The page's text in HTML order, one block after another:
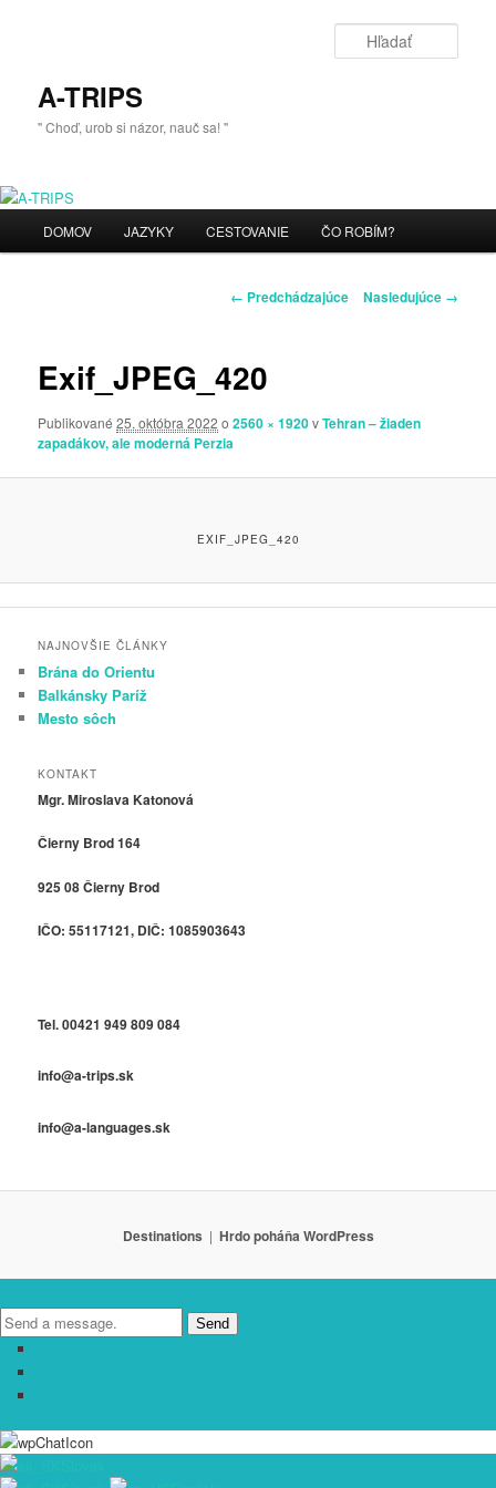
A-TRIPS
" Choď, urob si názor, nauč sa! "
DOMOV JAZYKY CESTOVANIE ČO ROBÍM?
Navigácia
← Predchádzajúce Nasledujúce →
Exif_JPEG_420
Publikované25. októbra 2022 o2560 × 1920vTehran – žiaden
zapadákov, ale moderná Perzia
EXIF_JPEG_420
NAJNOVŠIE ČLÁNKY
Brána do Orientu
Balkánsky Paríž
Mesto sôch
KONTAKT
Mgr. Miroslava Katonová
Čierny Brod 164
925 08 Čierny Brod
IČO: 55117121, DIČ: 1085903643
Tel. 00421 949 809 084
info@a-trips.sk
info@a-languages.sk
Destinations Hrdo poháňa WordPress
Send